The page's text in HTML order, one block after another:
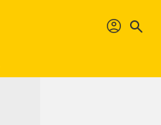
profil search